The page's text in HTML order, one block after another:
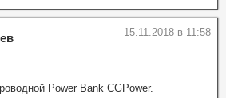
15.11.2018 в 11:58
Power Bank CGPower.